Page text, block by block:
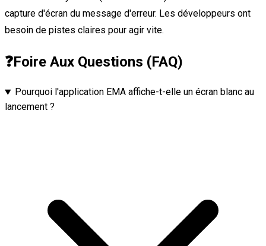
capture d'écran du message d'erreur. Les développeurs ont
besoin de pistes claires pour agir vite.
❓Foire Aux Questions (FAQ)
Pourquoi l'application EMA affiche-t-elle un écran blanc au
lancement ?